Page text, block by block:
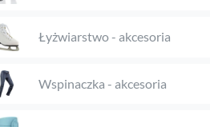
Łyżwiarstwo - akcesoria
Wspinaczka - akcesoria